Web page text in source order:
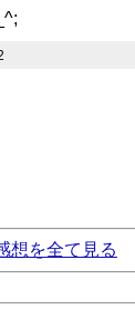
想を全て見る